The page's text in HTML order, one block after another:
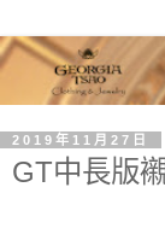
2019年11月27日
GT中長版